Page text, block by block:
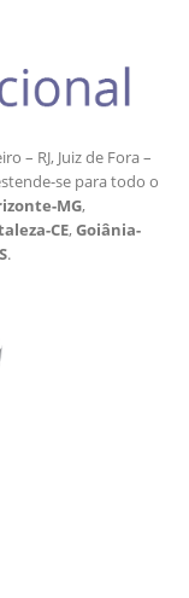
– RJ, Juiz de Fora –
se para todo o
MG,
CE,Goiânia-
.